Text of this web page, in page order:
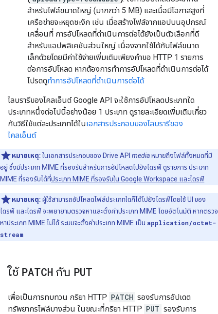
สำหรับไฟล์ขนาดใหญ่ (มากกว่า 5 MB) และเมื่อมีโอกาสสูงที่
เครือข่ายจะหยุดชะงัก เช่น เมื่อสร้างไฟล์จากแอปบนอุปกรณ์
เคลื่อนที่ การอัปโหลดที่ดำเนินการต่อได้ยังเป็นตัวเลือกที่ดี
สำหรับแอปพลิเคชันส่วนใหญ่ เนื่องจากใช้ได้กับไฟล์ขนาด
เล็กด้วยโดยมีค่าใช้จ่ายเพิ่มเติมเพียงคำขอ HTTP 1 รายการ
ต่อการอัปโหลด หากต้องการทำการอัปโหลดที่ดำเนินการต่อได้
โปรดดูทำการอัปโหลดที่ดำเนินการต่อได้
ไลบรารีของไคลเอ็นต์ Google API จะใช้การอัปโหลดประเภทใด
ประเภทหนึ่งต่อไปนี้อย่างน้อย 1 ประเภท ดูรายละเอียดเพิ่มเติมเกี่ยว
กับวิธีใช้แต่ละประเภทได้ในเอกสารประกอบของไลบรารีของ
ไคลเอ็นต์
หมายเหตุ: ในเอกสารประกอบของ Drive API mediaหมายถึงไฟล์ทั้งหมดที่มี
อยู่ ซึ่งมีประเภท MIME ที่รองรับสำหรับการอัปโหลดไปยังไดรฟ์ ดูรายการ ประเภท
MIME ที่รองรับได้ที่ประเภท MIME ที่รองรับใน Google Workspace และไดรฟ์
หมายเหตุ: ผู้ใช้สามารถอัปโหลดไฟล์ประเภทใดก็ได้ไปยังไดรฟ์โดยใช้ UI ของ
ไดรฟ์ และไดรฟ์ จะพยายามตรวจหาและตั้งค่าประเภท MIME โดยอัตโนมัติ หากตรวจ
หาประเภท MIME ไม่ได้ ระบบจะตั้งค่าประเภท MIME เป็น application/octet-
stream
ใช้ PATCH กับ PUT
เพื่อเป็นการทบทวน กริยา HTTP PATCH รองรับการอัปเดต
ทรัพยากรไฟล์บางส่วน ในขณะที่กริยา HTTP PUT รองรับการ